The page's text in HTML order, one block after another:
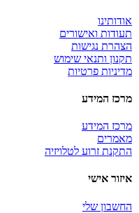
אודותינו
תעודות ואישורים
הצהרת נגישות
תקנון ותנאי שימוש
מדיניות פרטיות
מרכז המידע
מרכז המידע
מאמרים
התקנת זרוע לטלויזיה
איזור אישי
החשבון שלי